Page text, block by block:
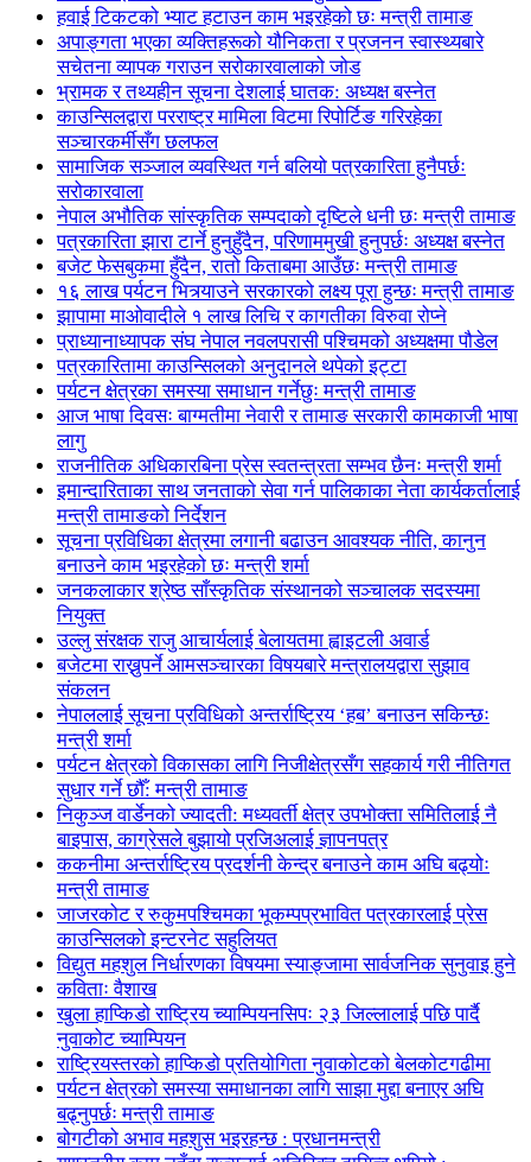
हवाई टिकटको भ्याट हटाउन काम भइरहेको छः मन्त्री तामाङ
अपाङ्गता भएका व्यक्तिहरूको यौनिकता र प्रजनन स्वास्थ्यबारे
सचेतना व्यापक गराउन सरोकारवालाको जोड
भ्रामक र तथ्यहीन सूचना देशलाई घातक: अध्यक्ष बस्नेत
काउन्सिलद्वारा परराष्ट्र मामिला विटमा रिपोर्टिङ गरिरहेका
सञ्चारकर्मीसँग छलफल
सामाजिक सञ्जाल व्यवस्थित गर्न बलियो पत्रकारिता हुनैपर्छः
सरोकारवाला
नेपाल अभौतिक सांस्कृतिक सम्पदाको दृष्टिले धनी छः मन्त्री तामाङ
पत्रकारिता झारा टार्ने हुनुहुँदैन, परिणाममुखी हुनुपर्छः अध्यक्ष बस्नेत
बजेट फेसबुकमा हुँदैन, रातो किताबमा आउँछः मन्त्री तामाङ
१६ लाख पर्यटन भित्र्याउने सरकारको लक्ष्य पूरा हुन्छः मन्त्री तामाङ
झापामा माओवादीले १ लाख लिचि र कागतीका विरुवा रोप्ने
प्राध्यानाध्यापक संघ नेपाल नवलपरासी पश्चिमको अध्यक्षमा पौडेल
पत्रकारितामा काउन्सिलको अनुदानले थपेको इट्टा
पर्यटन क्षेत्रका समस्या समाधान गर्नेछुः मन्त्री तामाङ
आज भाषा दिवसः बाग्मतीमा नेवारी र तामाङ सरकारी कामकाजी भाषा
लागु
राजनीतिक अधिकारबिना प्रेस स्वतन्त्रता सम्भव छैनः मन्त्री शर्मा
इमान्दारिताका साथ जनताकाे सेवा गर्न पालिकाका नेता कार्यकर्तालाई
मन्त्री तामाङको निर्देशन
सूचना प्रविधिका क्षेत्रमा लगानी बढाउन आवश्यक नीति, कानुन
बनाउने काम भइरहेको छः मन्त्री शर्मा
जनकलाकार श्रेष्ठ साँस्कृतिक संस्थानको सञ्चालक सदस्यमा
नियुक्त
उल्लु संरक्षक राजु आचार्यलाई बेलायतमा ह्वाइटली अवार्ड
बजेटमा राख्नुपर्ने आमसञ्चारका विषयबारे मन्त्रालयद्वारा सुझाव
संकलन
नेपाललाई सूचना प्रविधिको अन्तर्राष्ट्रिय ‘हब’ बनाउन सकिन्छः
मन्त्री शर्मा
पर्यटन क्षेत्रको विकासका लागि निजीक्षेत्रसँग सहकार्य गरी नीतिगत
सुधार गर्ने छौँ: मन्त्री तामाङ
निकुञ्ज वार्डेनको ज्यादती: मध्यवर्ती क्षेत्र उपभोक्ता समितिलाई नै
बाइपास, काग्रेसले बुझायो प्रजिअलाई ज्ञापनपत्र
ककनीमा अन्तर्राष्ट्रिय प्रदर्शनी केन्द्र बनाउने काम अघि बढ्योः
मन्त्री तामाङ
जाजरकोट र रुकुमपश्चिमका भूकम्पप्रभावित पत्रकारलाई प्रेस
काउन्सिलको इन्टरनेट सहुलियत
विद्युत महशुल निर्धारणका विषयमा स्याङ्जामा सार्वजनिक सुनुवाइ हुने
कविताः वैशाख
खुला हाप्किडो राष्ट्रिय च्याम्पियनसिपः २३ जिल्लालाई पछि पार्दै
नुवाकोट च्याम्पियन
राष्ट्रियस्तरको हाप्किडो प्रतियोगिता नुवाकोटको बेलकोटगढीमा
पर्यटन क्षेत्रको समस्या समाधानका लागि साझा मुद्दा बनाएर अघि
बढ्नुपर्छः मन्त्री तामाङ
बोगटीको अभाव महशुस भइरहन्छ : प्रधानमन्त्री